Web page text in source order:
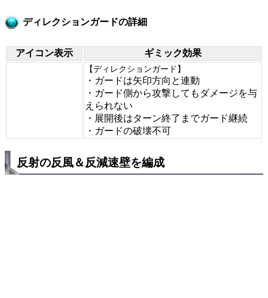
ディレクションガードの詳細
アイコン表示 ギミック効果
【ディレクションガード】
・ガードは矢印方向と連動
・ガード側から攻撃してもダメージを与
えられない
・展開後はターン終了までガード継続
・ガードの破壊不可
反射の反風＆反減速壁を編成